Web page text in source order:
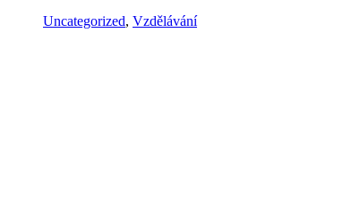
Uncategorized, Vzdělávání